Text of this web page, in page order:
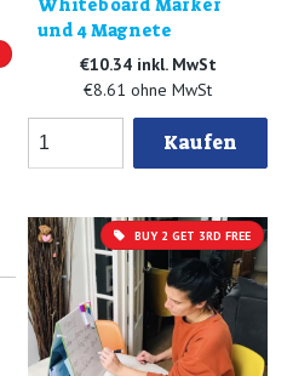
Whiteboard Marker
und 4 Magnete
€10.34 inkl. MwSt
€8.61 ohne MwSt
Kaufen
BUY 2 GET 3RD FREE